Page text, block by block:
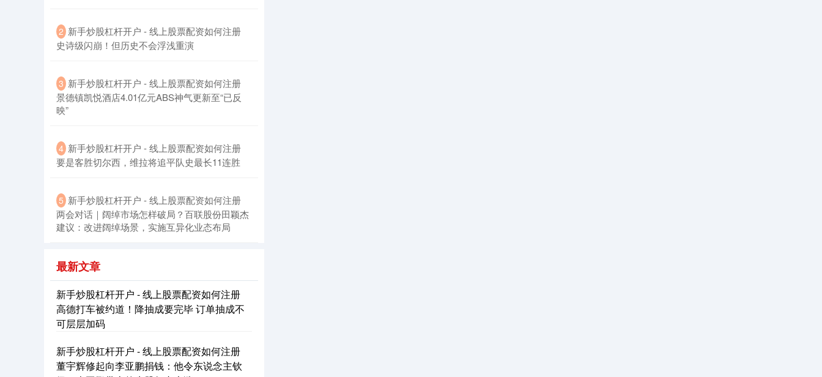
2 新手炒股杠杆开户 - 线上股票配资如何注册
史诗级闪崩！但历史不会浮浅重演
3 新手炒股杠杆开户 - 线上股票配资如何注册
景德镇凯悦酒店4.01亿元ABS神气更新至“已反
映”
4 新手炒股杠杆开户 - 线上股票配资如何注册
要是客胜切尔西，维拉将追平队史最长11连胜
5 新手炒股杠杆开户 - 线上股票配资如何注册
两会对话｜阔绰市场怎样破局？百联股份田颖杰
建议：改进阔绰场景，实施互异化业态布局
最新文章
新手炒股杠杆开户 - 线上股票配资如何注册
高德打车被约道！降抽成要完毕 订单抽成不
可层层加码
新手炒股杠杆开户 - 线上股票配资如何注册
董宇辉修起向李亚鹏捐钱：他令东说念主钦